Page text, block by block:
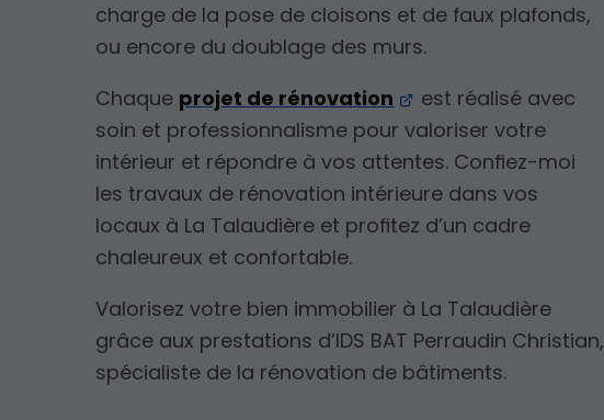
charge de la pose de cloisons et de faux plafonds,
ou encore du doublage des murs.
Chaque projet de rénovation
est réalisé avec
soin et professionnalisme pour valoriser votre
intérieur et répondre à vos attentes. Confiez-moi
les travaux de rénovation intérieure dans vos
locaux à La Talaudière et profitez d’un cadre
chaleureux et confortable.
Valorisez votre bien immobilier à La Talaudière
grâce aux prestations d’IDS BAT Perraudin Christian,
spécialiste de la rénovation de bâtiments.